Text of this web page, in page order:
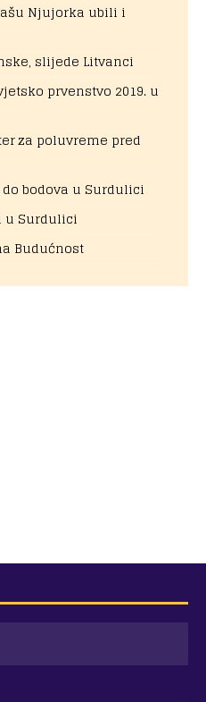
Njujorka ubili i
slijede Litvanci
prvenstvo 2019. u
za poluvreme pred
bodova u Surdulici
u Surdulici
Budućnost